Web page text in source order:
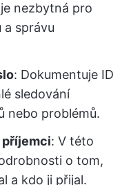
nezbytná pro
a správu
: Dokumentuje ID
sledování
nebo problémů.
příjemci: V této
o tom,
a kdo ji přijal.